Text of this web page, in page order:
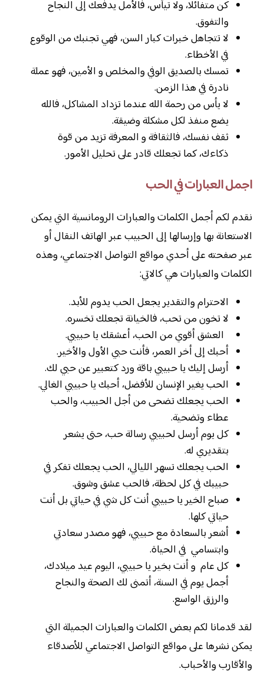
كن متفائلا، ولا تيأس، فالأمل يدفعك إلى النجاح
والتفوق.
لا تتجاهل خبرات كبار السن، فهي تجنبك من الوقوع
في الأخطاء.
تمسك بالصديق الوفي والمخلص و الأمين، فهو عملة
نادرة في هذا الزمن.
لا يأس من رحمة الله عندما تزداد المشاكل، فالله
يضع منفذ لكل مشكلة وضيقة.
ثقف نفسك، فالثقافة و المعرفة تزيد من قوة
ذكاءك، كما تجعلك قادر على تحليل الأمور.
اجمل العبارات في الحب
نقدم لكم أجمل الكلمات والعبارات الرومانسية التي يمكن
الاستعانة بها وإرسالها إلى الحبيب عبر الهاتف النقال أو
عبر صفحته على أحدي مواقع التواصل الاجتماعي، وهذه
الكلمات والعبارات هي كالاتي:
الاحترام والتقدير يجعل الحب يدوم للأبد.
لا تخون من تحب، فالخيانة تجعلك تخسره.
العشق أقوي من الحب، أعشقك يا حبيبي.
أحبك إلى أخر العمر، فأنت حبي الأول والأخير.
أرسل إليك يا حبيبي باقة ورد كتعبير عن حبي لك.
الحب يغير الإنسان للأفضل، أحبك يا حبيبي الغالي.
الحب يجعلك تضحى من أجل الحبيب، والحب
عطاء وتضحية.
كل يوم أرسل لحبيبي رسالة حب، حتى يشعر
بتقديري له.
الحب يجعلك تسهر الليالي، الحب يجعلك تفكر في
حبيبك في كل لحظة، فالحب عشق وشوق.
صباح الخير يا حبيبي أنت كل شي في حياتي بل أنت
حياتي كلها.
أشعر بالسعادة مع حبيبي، فهو مصدر سعادتي
وابتسامي في الحياة.
كل عام و أنت بخير يا حبيبي، اليوم عيد ميلادك،
أجمل يوم في السنة، أتمنى لك الصحة والنجاح
والرزق الواسع.
لقد قدمانا لكم بعض الكلمات والعبارات الجميلة التي
يمكن نشرها على مواقع التواصل الاجتماعي للأصدقاء
والأقارب والأحباب.